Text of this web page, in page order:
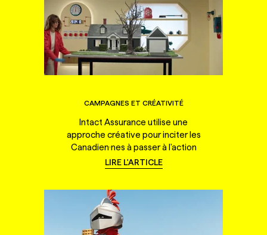
CAMPAGNES ET CRÉATIVITÉ
Intact Assurance utilise une
approche créative pour inciter les
Canadien·nes à passer à l'action
LIRE L'ARTICLE